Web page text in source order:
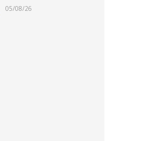
05/08/26